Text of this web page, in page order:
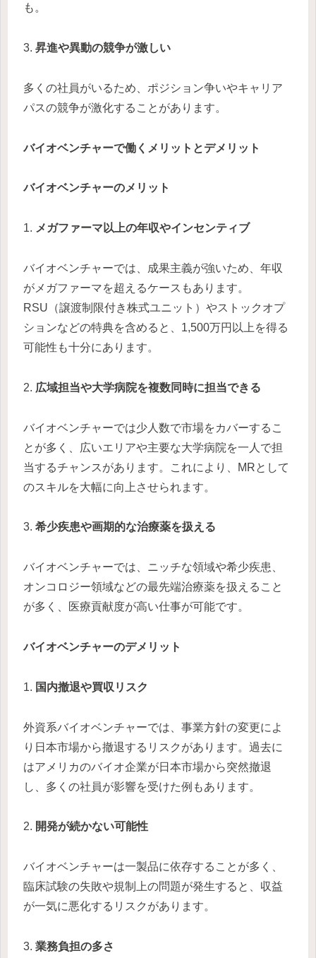
も。
3. 昇進や異動の競争が激しい
多くの社員がいるため、ポジション争いやキャリア
パスの競争が激化することがあります。
バイオベンチャーで働くメリットとデメリット
バイオベンチャーのメリット
1. メガファーマ以上の年収やインセンティブ
バイオベンチャーでは、成果主義が強いため、年収
がメガファーマを超えるケースもあります。
RSU（譲渡制限付き株式ユニット）やストックオプ
ションなどの特典を含めると、1,500万円以上を得る
可能性も十分にあります。
2. 広域担当や大学病院を複数同時に担当できる
バイオベンチャーでは少人数で市場をカバーするこ
とが多く、広いエリアや主要な大学病院を一人で担
当するチャンスがあります。これにより、MRとして
のスキルを大幅に向上させられます。
3. 希少疾患や画期的な治療薬を扱える
バイオベンチャーでは、ニッチな領域や希少疾患、
オンコロジー領域などの最先端治療薬を扱えること
が多く、医療貢献度が高い仕事が可能です。
バイオベンチャーのデメリット
1. 国内撤退や買収リスク
外資系バイオベンチャーでは、事業方針の変更によ
り日本市場から撤退するリスクがあります。過去に
はアメリカのバイオ企業が日本市場から突然撤退
し、多くの社員が影響を受けた例もあります。
2. 開発が続かない可能性
バイオベンチャーは一製品に依存することが多く、
臨床試験の失敗や規制上の問題が発生すると、収益
が一気に悪化するリスクがあります。
3. 業務負担の多さ